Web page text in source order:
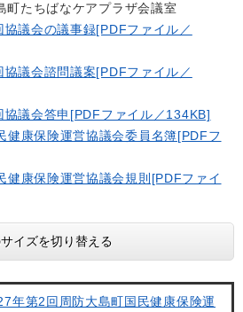
たちばなケアプラザ会議室
議会の議事録[PDFファイル／
議会諮問議案[PDFファイル／
協議会答申[PDFファイル／134KB]
健康保険運営協議会委員名簿[PDFフ
健康保険運営協議会規則[PDFファイ
イズを切り替える
年第2回周防大島町国民健康保険運